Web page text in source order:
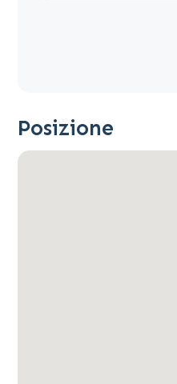
Posizione